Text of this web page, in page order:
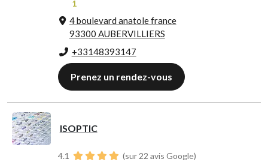
1
4 boulevard anatole france
93300 AUBERVILLIERS
+33148393147
Prenez un rendez-vous
ISOPTIC
4.1
(sur 22 avis Google)